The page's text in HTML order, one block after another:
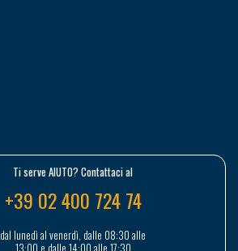
Ti serve AIUTO? Contattaci al
+39 02 400 724 74
dal lunedì al venerdì, dalle 08:30 alle
13:00 e dalle 14:00 alle 17:30